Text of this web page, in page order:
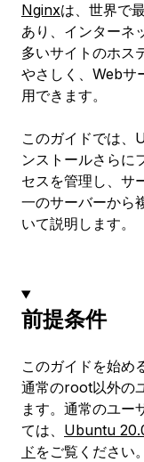
Nginxは、世界で
あり、インターネ
多いサイトのホス
やさしく、Webサ
用できます。
このガイドでは
ンストールさらに
セスを管理し、サ
一のサーバーから
いて説明します。
前提条件
このガイドを始め
通常のroot以外の
ます。通常のユー
ては、 Ubuntu
ド をご覧ください。